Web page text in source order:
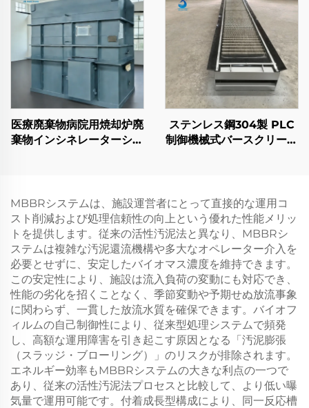
医療廃棄物病院用焼却炉廃
棄物インシネレーターシス
ステンレス鋼304製 PLC
制御機械式バースクリーン
MBBRシステムは、施設運営者にとって直接的な運用コ
スト削減および処理信頼性の向上という優れた性能メリッ
トを提供します。従来の活性汚泥法と異なり、MBBRシ
ステムは複雑な汚泥還流機構や多大なオペレーター介入を
必要とせずに、安定したバイオマス濃度を維持できます。
この安定性により、施設は流入負荷の変動にも対応でき、
性能の劣化を招くことなく、季節変動や予期せぬ放流事象
に関わらず、一貫した放流水質を確保できます。バイオフ
ィルムの自己制御性により、従来型処理システムで頻発
し、高額な運用障害を引き起こす原因となる「汚泥膨張
（スラッジ・ブローリング）」のリスクが排除されます。
エネルギー効率もMBBRシステムの大きな利点の一つで
あり、従来の活性汚泥法プロセスと比較して、より低い曝
気量で運用可能です。付着成長型構成により、同一反応槽